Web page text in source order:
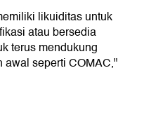
likuiditas untuk
atau bersedia
terus mendukung
awal seperti COMAC,"